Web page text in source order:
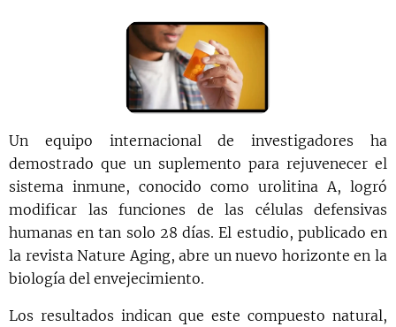
Un equipo internacional de investigadores ha
demostrado que un suplemento para rejuvenecer el
sistema inmune, conocido como urolitina A, logró
modificar las funciones de las células defensivas
humanas en tan solo 28 días. El estudio, publicado en
la revista Nature Aging, abre un nuevo horizonte en la
biología del envejecimiento.
Los resultados indican que este compuesto natural,